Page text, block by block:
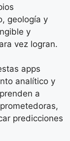
geología y
y
vez logran.
apps
analítico y
a
predicciones